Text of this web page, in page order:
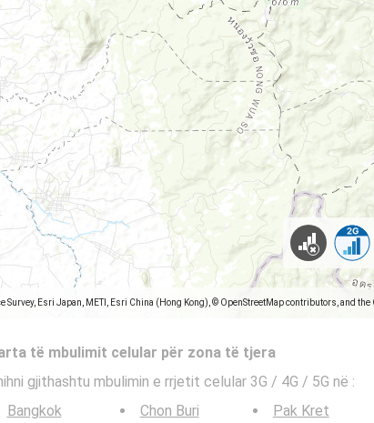
Survey, Esri Japan, METI, Esri China (Hong Kong), © OpenStreetMap contributors, and
të mbulimit celular për zona të tjera
gjithashtu mbulimin e rrjetit celular 3G / 4G / 5G në :
Bangkok
Chon Buri
Pak Kret